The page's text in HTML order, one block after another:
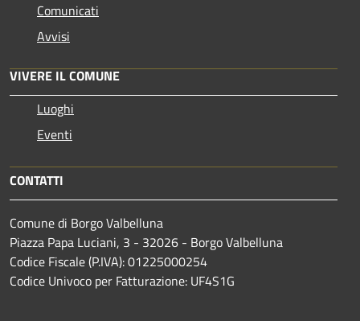
Comunicati
Avvisi
VIVERE IL COMUNE
Luoghi
Eventi
CONTATTI
Comune di Borgo Valbelluna
Piazza Papa Luciani, 3 - 32026 - Borgo Valbelluna
Codice Fiscale (P.IVA): 01225000254
Codice Univoco per Fatturazione: UF4S1G